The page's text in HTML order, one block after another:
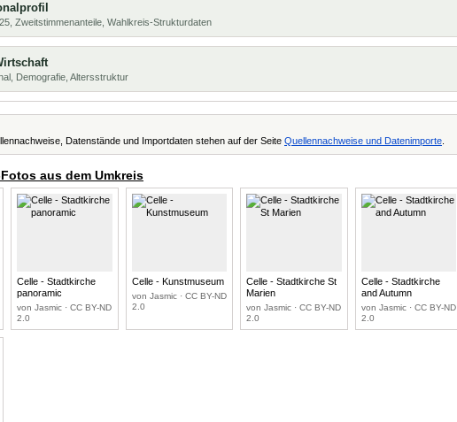
Zweitstimmenanteile, Wahlkreis-Strukturdaten
Demografie, Altersstruktur
Datenstände und Importdaten stehen auf der Seite Quellennachweise und Datenimporte
aus dem Umkreis
Celle - Stadtkirche
panoramic
von Jasmic · CC BY-ND
2.0
Celle - Kunstmuseum
von Jasmic · CC BY-ND
2.0
Celle - Stadtkirche St
Marien
von Jasmic · CC BY-ND
2.0
Celle - Stadtkirche
and Autumn
von Jasmic · CC BY-ND
2.0